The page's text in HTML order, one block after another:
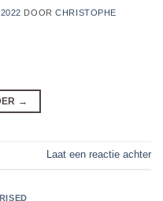
DOORCHRISTOPHE
→
Laat een reactie achter